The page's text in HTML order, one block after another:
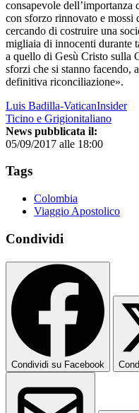
consapevole dell’importanza
con sforzo rinnovato e mossi
cercando di costruire una
migliaia di innocenti durante
a quello di Gesù Cristo sulla
sforzi che si stanno facendo,
definitiva riconciliazione».
Luis Badilla-VaticanInsider
Ticino e Grigionitaliano
News pubblicata il:
05/09/2017 alle 18:00
Tags
Colombia
Viaggio Apostolico
Condividi
Condividi su Facebook